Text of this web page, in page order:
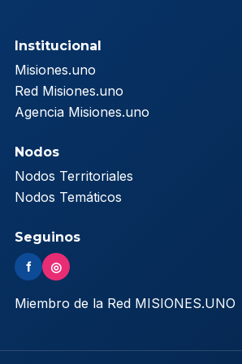
Institucional
Misiones.uno
Red Misiones.uno
Agencia Misiones.uno
Nodos
Nodos Territoriales
Nodos Temáticos
Seguinos
f ◎
Miembro de la Red MISIONES.UNO